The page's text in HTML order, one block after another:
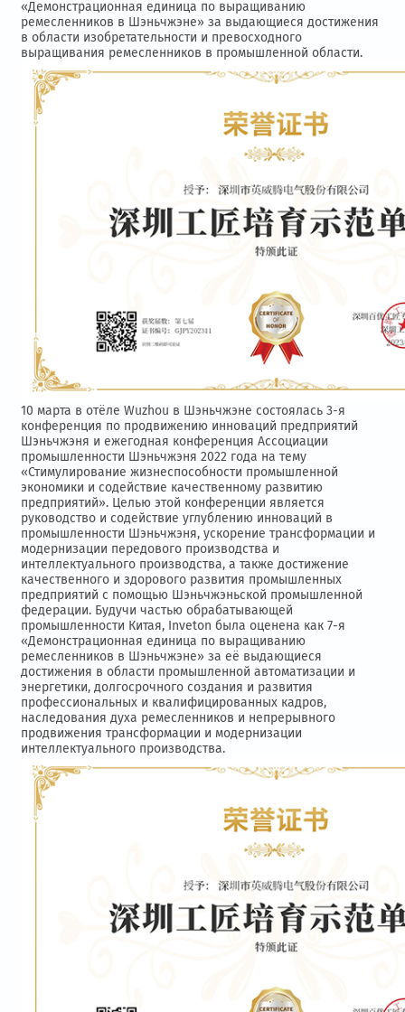
«Демонстрационная единица по выращиванию
ремесленников в Шэньчжэне» за выдающиеся достижения
в области изобретательности и превосходного
выращивания ремесленников в промышленной области.
10 марта в отёле Wuzhou в Шэньчжэне состоялась 3-я
конференция по продвижению инноваций предприятий
Шэньчжэня и ежегодная конференция Ассоциации
промышленности Шэньчжэня 2022 года на тему
«Стимулирование жизнеспособности промышленной
экономики и содействие качественному развитию
предприятий». Целью этой конференции является
руководство и содействие углублению инноваций в
промышленности Шэньчжэня, ускорение трансформации и
модернизации передового производства и
интеллектуального производства, а также достижение
качественного и здорового развития промышленных
предприятий с помощью Шэньчжэньской промышленной
федерации. Будучи частью обрабатывающей
промышленности Китая, Inveton была оценена как 7-я
«Демонстрационная единица по выращиванию
ремесленников в Шэньчжэне» за её выдающиеся
достижения в области промышленной автоматизации и
энергетики, долгосрочного создания и развития
профессиональных и квалифицированных кадров,
наследования духа ремесленников и непрерывного
продвижения трансформации и модернизации
интеллектуального производства.